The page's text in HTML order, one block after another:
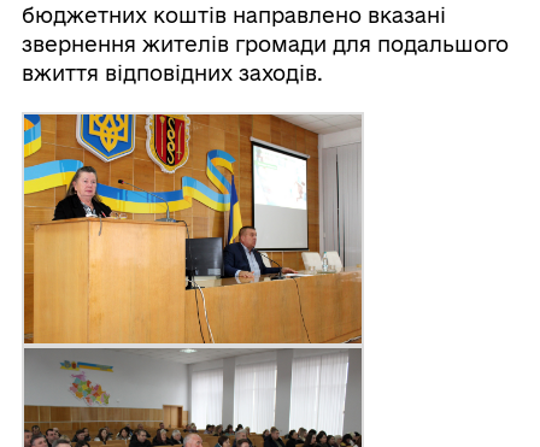
бюджетних коштів направлено вказані
звернення жителів громади для подальшого
вжиття відповідних заходів.